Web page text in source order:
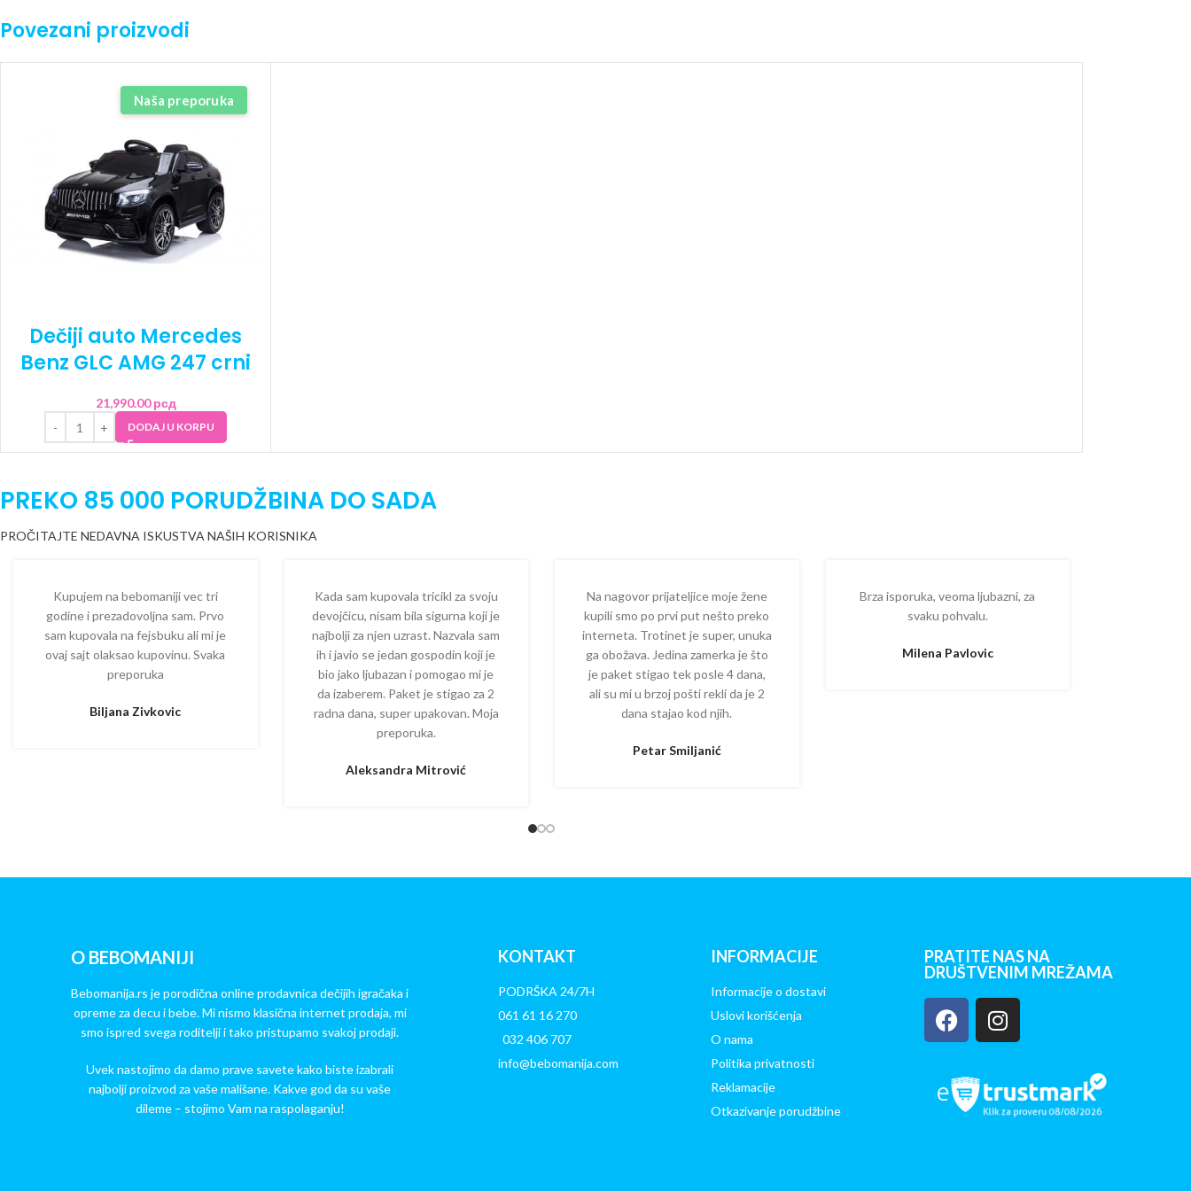
Povezani proizvodi
Naša preporuka
Dečiji auto Mercedes
Benz GLC AMG 247 crni
21,990.00рсд
DODAJ U KORPU
PREKO 85 000 PORUDŽBINA DO SADA
PROČITAJTE NEDAVNA ISKUSTVA NAŠIH KORISNIKA
Kupujem na bebomaniji vec tri
godine i prezadovoljna sam. Prvo
sam kupovala na fejsbuku ali mi je
ovaj sajt olaksao kupovinu. Svaka
preporuka
Biljana Zivkovic
Kada sam kupovala tricikl za svoju
devojčicu, nisam bila sigurna koji je
najbolji za njen uzrast. Nazvala sam
ih i javio se jedan gospodin koji je
bio jako ljubazan i pomogao mi je
da izaberem. Paket je stigao za 2
radna dana, super upakovan. Moja
preporuka.
Aleksandra Mitrović
Na nagovor prijateljice moje žene
kupili smo po prvi put nešto preko
interneta. Trotinet je super, unuka
ga obožava. Jedina zamerka je što
je paket stigao tek posle 4 dana,
ali su mi u brzoj pošti rekli da je 2
dana stajao kod njih.
Petar Smiljanić
Brza isporuka, veoma ljubazni, za
svaku pohvalu.
Milena Pavlovic
O BEBOMANIJI
Bebomanija.rs je porodična online prodavnica dečijih igračaka i
opreme za decu i bebe. Mi nismo klasična internet prodaja, mi
smo ispred svega roditelji i tako pristupamo svakoj prodaji.
Uvek nastojimo da damo prave savete kako biste izabrali
najbolji proizvod za vaše mališane. Kakve god da su vaše
dileme – stojimo Vam na raspolaganju!
KONTAKT
PODRŠKA 24/7H
061 61 16 270
032 406 707
info@bebomanija.com
INFORMACIJE
Informacije o dostavi
Uslovi korišćenja
O nama
Politika privatnosti
Reklamacije
Otkazivanje porudžbine
PRATITE NAS NA
DRUŠTVENIM MREŽAMA